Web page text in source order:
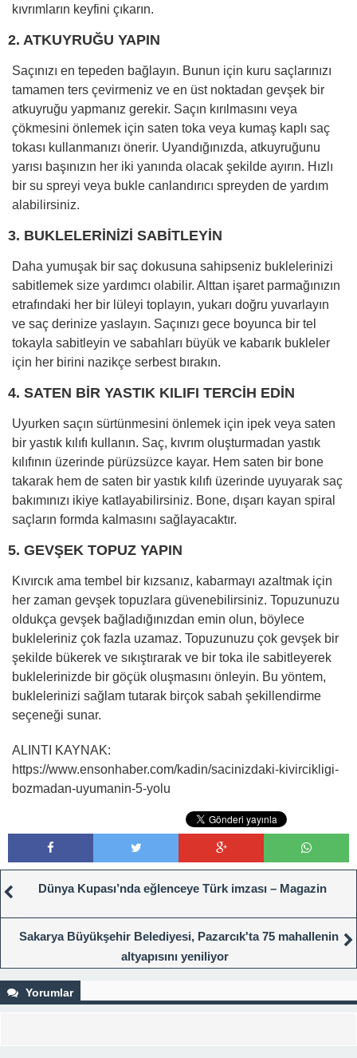
kıvrımların keyfini çıkarın.
2. ATKUYRUĞU YAPIN
Saçınızı en tepeden bağlayın. Bunun için kuru saçlarınızı
tamamen ters çevirmeniz ve en üst noktadan gevşek bir
atkuyruğu yapmanız gerekir. Saçın kırılmasını veya
çökmesini önlemek için saten toka veya kumaş kaplı saç
tokası kullanmanızı önerir. Uyandığınızda, atkuyruğunu
yarısı başınızın her iki yanında olacak şekilde ayırın. Hızlı
bir su spreyi veya bukle canlandırıcı spreyden de yardım
alabilirsiniz.
3. BUKLELERİNİZİ SABİTLEYİN
Daha yumuşak bir saç dokusuna sahipseniz buklelerinizi
sabitlemek size yardımcı olabilir. Alttan işaret parmağınızın
etrafındaki her bir lüleyi toplayın, yukarı doğru yuvarlayın
ve saç derinize yaslayın. Saçınızı gece boyunca bir tel
tokayla sabitleyin ve sabahları büyük ve kabarık bukleler
için her birini nazikçe serbest bırakın.
4. SATEN BİR YASTIK KILIFI TERCİH EDİN
Uyurken saçın sürtünmesini önlemek için ipek veya saten
bir yastık kılıfı kullanın. Saç, kıvrım oluşturmadan yastık
kılıfının üzerinde pürüzsüzce kayar. Hem saten bir bone
takarak hem de saten bir yastık kılıfı üzerinde uyuyarak saç
bakımınızı ikiye katlayabilirsiniz. Bone, dışarı kayan spiral
saçların formda kalmasını sağlayacaktır.
5. GEVŞEK TOPUZ YAPIN
Kıvırcık ama tembel bir kızsanız, kabarmayı azaltmak için
her zaman gevşek topuzlara güvenebilirsiniz. Topuzunuzu
oldukça gevşek bağladığınızdan emin olun, böylece
bukleleriniz çok fazla uzamaz. Topuzunuzu çok gevşek bir
şekilde bükerek ve sıkıştırarak ve bir toka ile sabitleyerek
buklelerinizde bir göçük oluşmasını önleyin. Bu yöntem,
buklelerinizi sağlam tutarak birçok sabah şekillendirme
seçeneği sunar.
ALINTI KAYNAK:
https://www.ensonhaber.com/kadin/sacinizdaki-kivircikligi-
bozmadan-uyumanin-5-yolu
Dünya Kupası’nda eğlenceye Türk imzası – Magazin
Sakarya Büyükşehir Belediyesi, Pazarcık'ta 75 mahallenin
altyapısını yeniliyor
Yorumlar